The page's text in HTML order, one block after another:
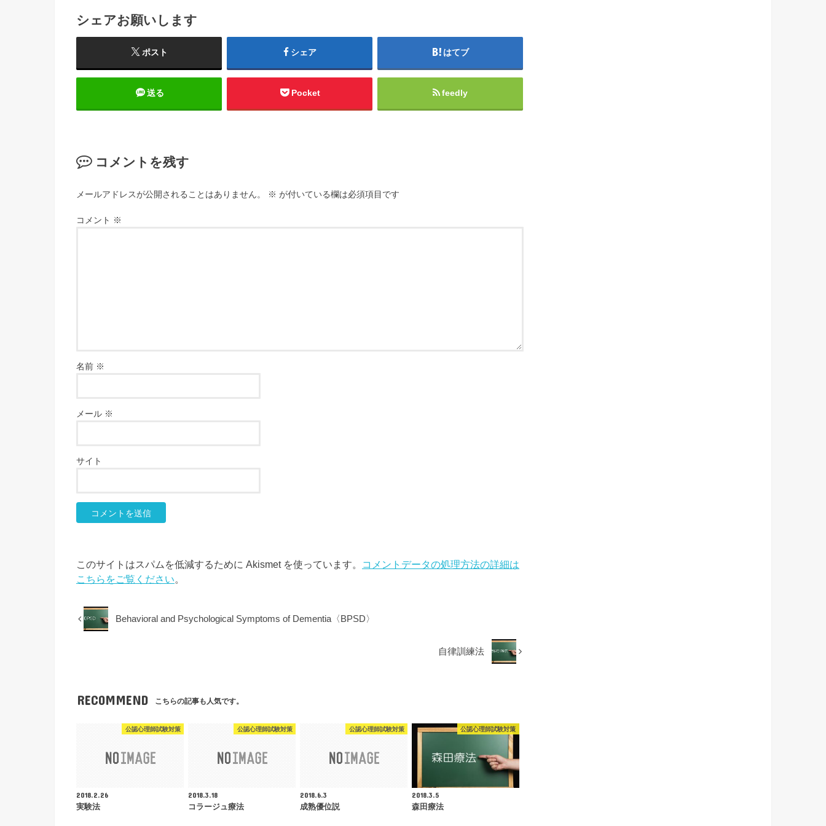
シェアお願いします
ポスト シェア はてブ
送る Pocket feedly
コメントを残す
メールアドレスが公開されることはありません。 ※ が付いている欄は必須項目です
コメント ※
名前 ※
メール ※
サイト
このサイトはスパムを低減するために Akismet を使っています。
コメントデータの処理方法の詳細は
こちらをご覧ください。
Behavioral and Psychological Symptoms of Dementia〈BPSD〉
自律訓練法
RECOMMEND こちらの記事も人気です。
公認心理師試験対策
2018.2.26
実験法
公認心理師試験対策
2018.3.18
コラージュ療法
公認心理師試験対策
2018.6.3
成熟優位説
公認心理師試験対策
2018.3.5
森田療法